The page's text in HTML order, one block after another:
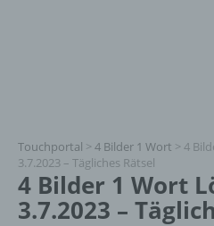
Touchportal > 4 Bilder 1 Wort > 4
3.7.2023 – Tägliches Rätsel
4 Bilder 1 Wort
3.7.2023 –